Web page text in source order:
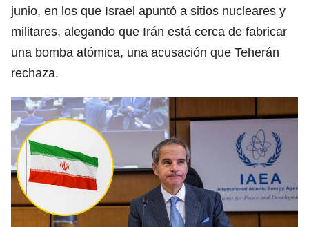
junio, en los que Israel apuntó a sitios nucleares y
militares, alegando que Irán está cerca de fabricar
una bomba atómica, una acusación que Teherán
rechaza.